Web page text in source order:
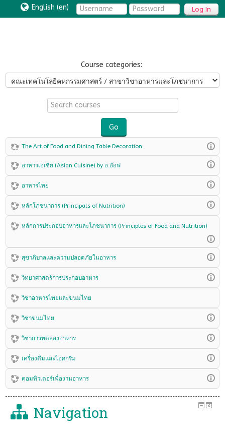
Log In
English ‎(en)‎
Course categories:
Search
courses
Go
The Art of Food and Dining Table Decoration
อาหารเอเชีย (Asian Cuisine) by อ.อ๊อฟ
อาหารไทย
หลักโภชนาการ (Principals of Nutrition)
หลักการประกอบอาหารและโภชนาการ (Principles of Food and Nutrition)
สุขาภิบาลและความปลอดภัยในอาหาร
วิทยาศาสตร์การประกอบอาหาร
วิชาอาหารไทยและขนมไทย
วิชาขนมไทย
วิชาการทดลองอาหาร
เครื่องดื่มและไอศกรีม
คอมพิวเตอร์เพื่องานอาหาร
Navigation